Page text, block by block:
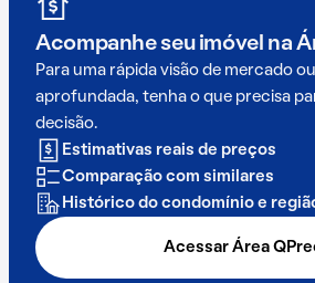
Acompanhe seu imóvel na
Para uma rápida visão de mercado
aprofundada, tenha o que precisa
decisão.
Estimativas reais de preços
Comparação com similares
Histórico do condomínio e
Acessar Área